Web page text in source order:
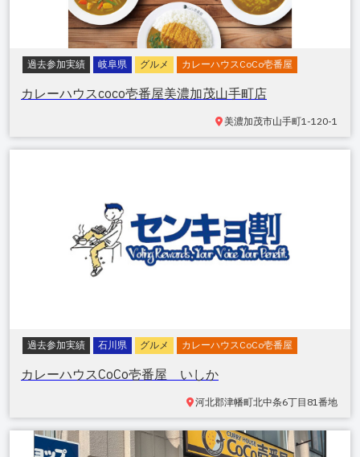
過去参加実績 岐阜県 グルメ カレーハウスCoCo壱番屋
カレーハウスcoco壱番屋美濃加茂山手町店
美濃加茂市山手町1-120-1
過去参加実績 石川県 グルメ カレーハウスCoCo壱番屋
カレーハウスCoCo壱番屋 いしか
河北郡津幡町北中条6丁目81番地